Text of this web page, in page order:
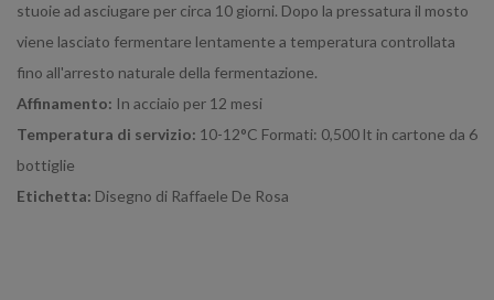
stuoie ad asciugare per circa 10 giorni. Dopo la pressatura il mosto
viene lasciato fermentare lentamente a temperatura controllata
fino all'arresto naturale della fermentazione.
Affinamento: In acciaio per 12 mesi
Temperatura di servizio: 10-12°C Formati: 0,500 lt in cartone da 6
bottiglie
Etichetta: Disegno di Raffaele De Rosa